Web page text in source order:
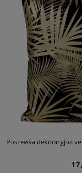
Poszewka dekoracyjna